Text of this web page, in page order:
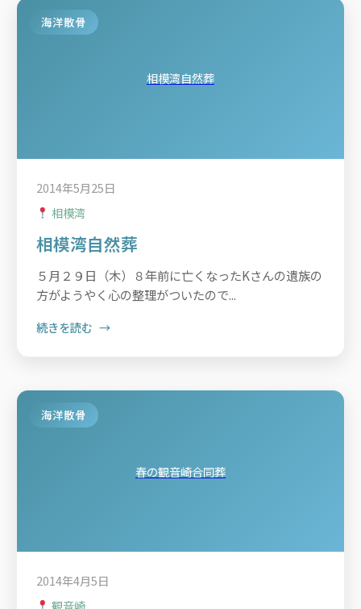
海洋散骨
相模湾自然葬
2014年5月25日
相模湾
相模湾自然葬
５月２９日（木）８年前に亡くなったKさんの遺族の
方がようやく心の整理がついたので...
続きを読む
海洋散骨
春の観音崎合同葬
2014年4月5日